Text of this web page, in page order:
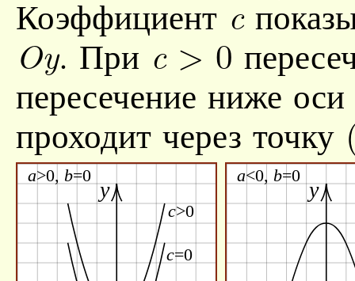
Коэффициент c
Oy. При c> 0
пересечение ниже оси
проходит через